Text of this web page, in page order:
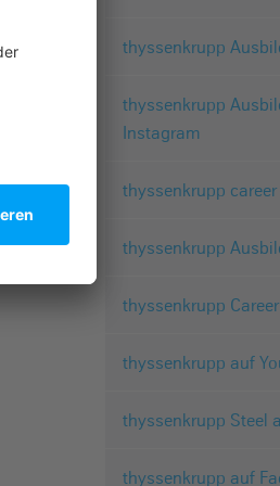
thyssenkrupp
thyssenkrupp
Instagram
thyssenkrupp
thyssenkrupp
thyssenkrupp
thyssenkrupp auf
thyssenkrupp Steel
thyssenkrupp auf